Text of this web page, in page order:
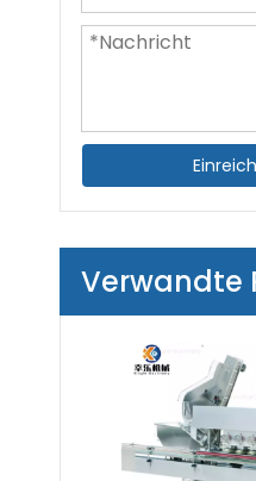
Verwandte